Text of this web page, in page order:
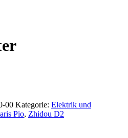
00 Kategorie: Elektrik und
Pio, Zhidou D2